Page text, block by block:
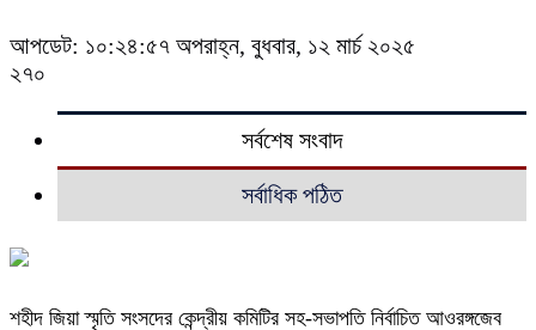
আপডেট: ১০:২৪:৫৭ অপরাহ্ন, বুধবার, ১২ মার্চ ২০২৫
২৭০
সর্বশেষ সংবাদ
সর্বাধিক পঠিত
শহীদ জিয়া স্মৃতি সংসদের কেন্দ্রীয় কমিটির সহ-সভাপতি নির্বাচিত আওরঙ্গজেব